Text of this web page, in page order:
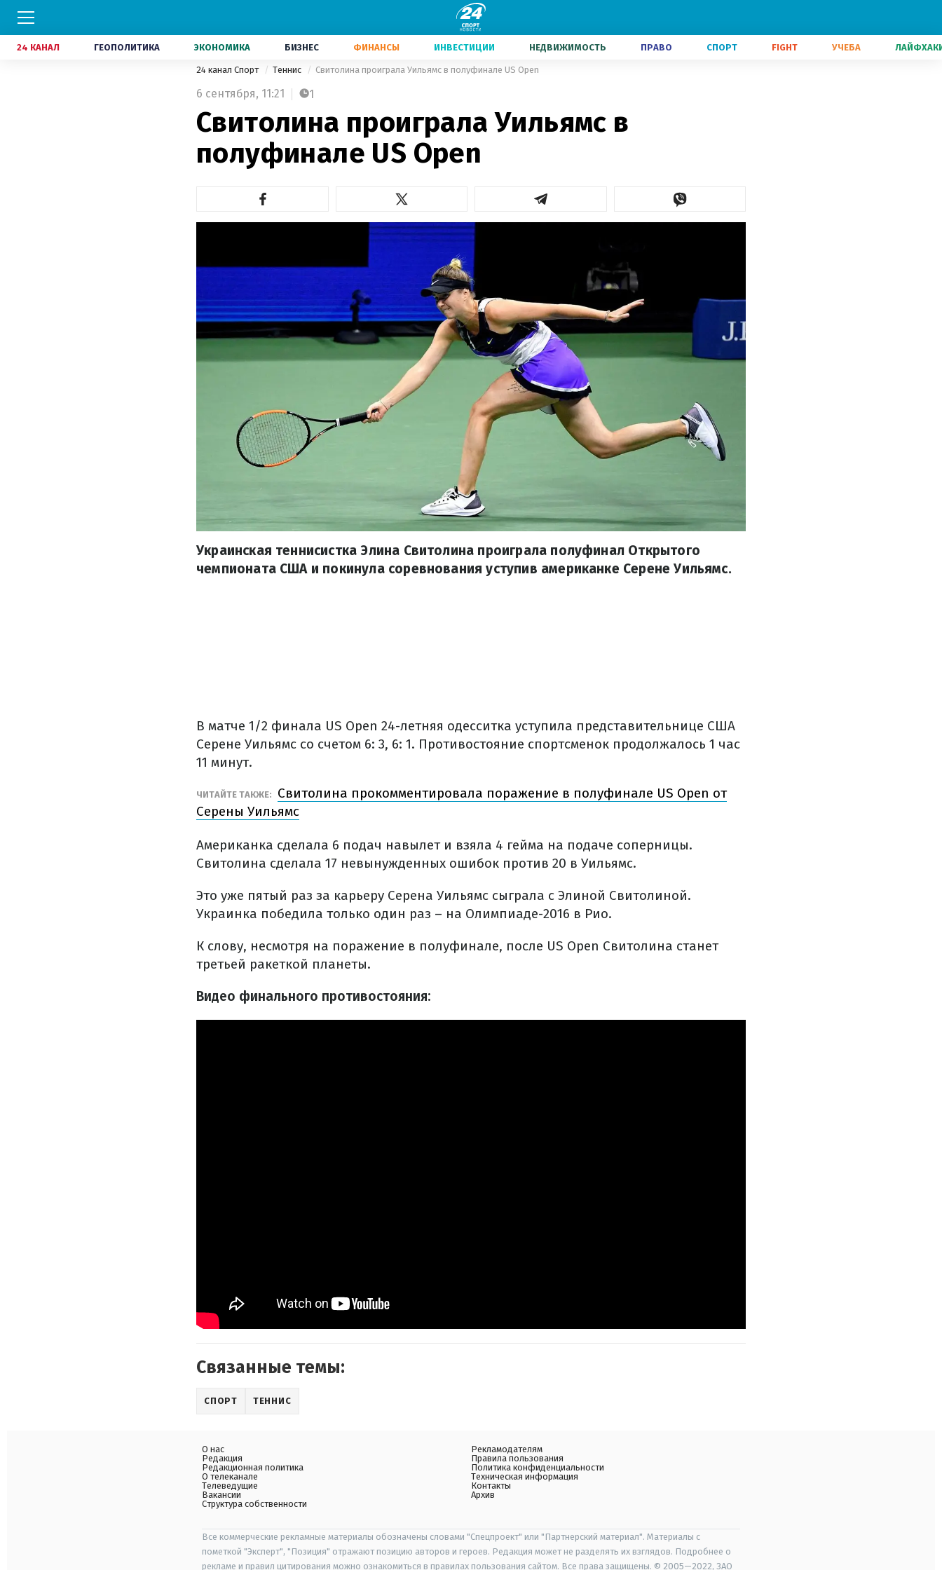
24 КАНАЛ ГЕОПОЛИТИКА ЭКОНОМИКА БИЗНЕС ФИНАНСЫ ИНВЕСТИЦИИ НЕДВИЖИМОСТЬ ПРАВО СПОРТ FIGHT УЧЕБА
24 канал Спорт Теннис Свитолина проиграла Уильямс в полуфинале US Open
6 сентября, 11:21 1
Свитолина проиграла Уильямс в
полуфинале US Open
Украинская теннисистка Элина Свитолина проиграла полуфинал Открытого
чемпионата США и покинула соревнования уступив американке Серене Уильямс.
В матче 1/2 финала US Open 24-летняя одесситка уступила представительнице США
Серене Уильямс со счетом 6: 3, 6: 1. Противостояние спортсменок продолжалось 1 час
11 минут.
ЧИТАЙТЕ ТАКЖЕ:
Свитолина прокомментировала поражение в полуфинале US Open от
Серены Уильямс
Американка сделала 6 подач навылет и взяла 4 гейма на подаче соперницы.
Свитолина сделала 17 невынужденных ошибок против 20 в Уильямс.
Это уже пятый раз за карьеру Серена Уильямс сыграла с Элиной Свитолиной.
Украинка победила только один раз – на Олимпиаде-2016 в Рио.
К слову, несмотря на поражение в полуфинале, после US Open Свитолина станет
третьей ракеткой планеты.
Видео финального противостояния:
Связанные темы:
СПОРТ ТЕННИС
О нас
Редакция
Редакционная политика
О телеканале
Телеведущие
Вакансии
Структура собственности
Рекламодателям
Правила пользования
Политика конфиденциальности
Техническая информация
Контакты
Архив
Все коммерческие рекламные материалы обозначены словами "Спецпроект" или "Партнерский материал". Материалы с
пометкой "Эксперт", "Позиция" отражают позицию авторов и героев. Редакция может не разделять их взглядов. Подробнее о
рекламе и правил цитирования можно ознакомиться в правилах пользования сайтом. Все права защищены. © 2005—2022, ЗАО